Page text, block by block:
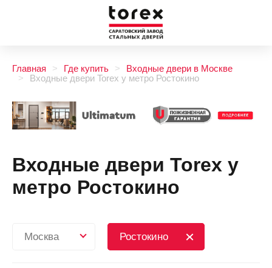
Главная Где купить
Входные двери в Москве
Входные двери Torex у метро Ростокино
Входные двери Torex у
метро Ростокино
Москва Ростокино